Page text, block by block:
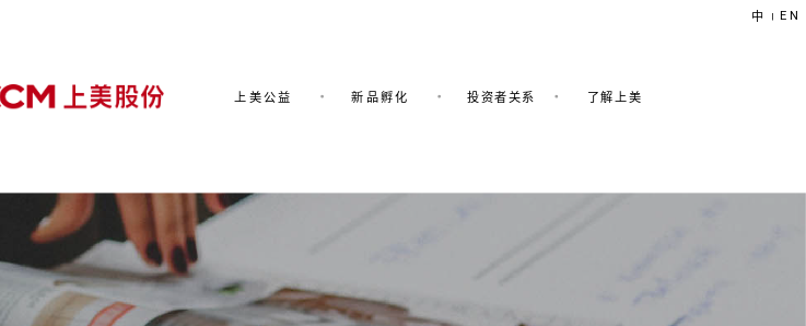
上美公益 新品孵化 投资者关系 了解上美
中 | EN